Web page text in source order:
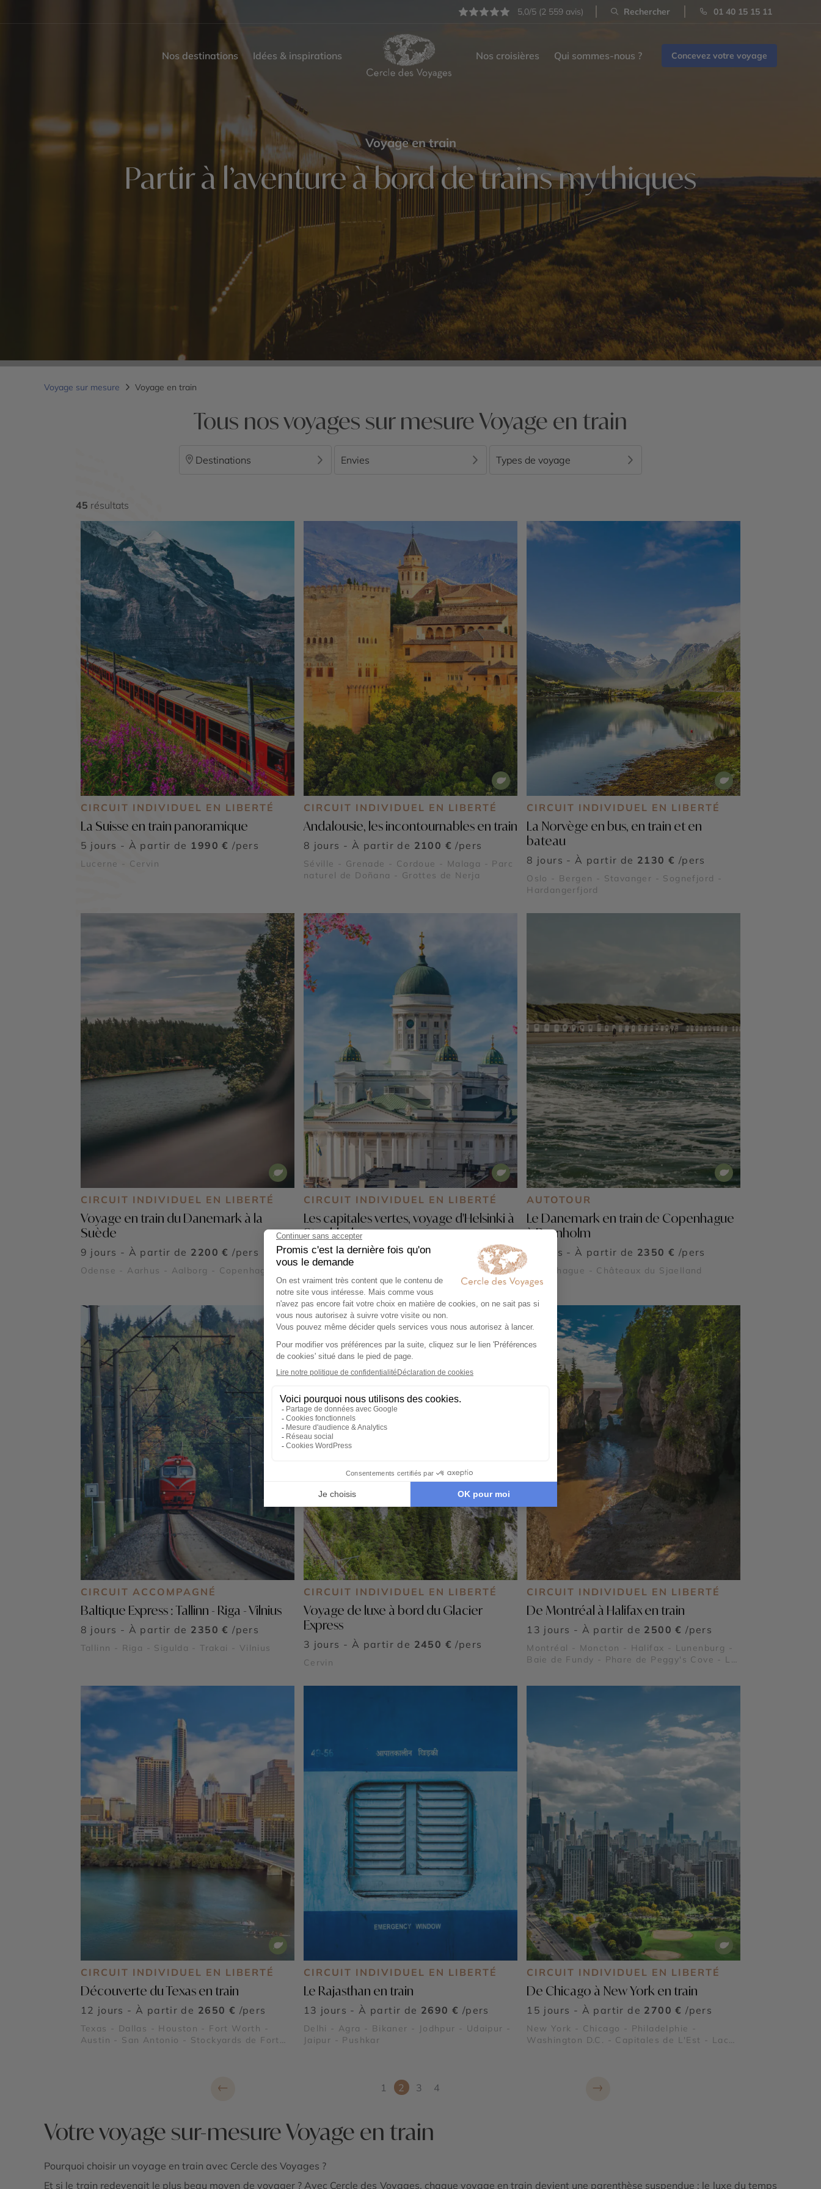
5,0/5 (2 559 avis) Rechercher 01 40 15 15 11
Nos destinations Idées & inspirations Nos croisières Qui sommes-nous ? Concevez votre voyage
Voyage en train
Partir à l’aventure à bord de trains mythiques
Voyage sur mesure Voyage en train
Tous nos voyages sur mesure Voyage en train
Destinations Envies Types de voyage
45 résultats
CIRCUIT INDIVIDUEL EN LIBERTÉ
La Suisse en train panoramique
5 jours - À partir de 1990 € /pers
Lucerne - Cervin
CIRCUIT INDIVIDUEL EN LIBERTÉ
Andalousie, les incontournables en train
8 jours - À partir de 2100 € /pers
Séville - Grenade - Cordoue - Malaga - Parc
naturel de Doñana - Grottes de Nerja
CIRCUIT INDIVIDUEL EN LIBERTÉ
La Norvège en bus, en train et en
bateau
8 jours - À partir de 2130 € /pers
Oslo - Bergen - Stavanger - Sognefjord -
Hardangerfjord
CIRCUIT INDIVIDUEL EN LIBERTÉ
Voyage en train du Danemark à la
Suède
9 jours - À partir de 2200 € /pers
Odense - Aarhus - Aalborg - Copenhague
CIRCUIT INDIVIDUEL EN LIBERTÉ
Les capitales vertes, voyage d'Helsinki à
Stockholm
9 jours - À partir de2300 € /pers
Stockholm - Helsinki - Archipel de Turku -
Forteresse de Suomenlinna - Gamla Stan -
Skeppsholmen
AUTOTOUR
Le Danemark en train de Copenhague
à Bornholm
7 jours - À partir de 2350 € /pers
Copenhague - Châteaux du Sjaelland
CIRCUIT ACCOMPAGNÉ
Baltique Express : Tallinn - Riga - Vilnius
8 jours - À partir de 2350 € /pers
Tallinn - Riga - Sigulda - Trakai - Vilnius
CIRCUIT INDIVIDUEL EN LIBERTÉ
Voyage de luxe à bord du Glacier
Express
3 jours - À partir de 2450 € /pers
Cervin
CIRCUIT INDIVIDUEL EN LIBERTÉ
De Montréal à Halifax en train
13 jours - À partir de 2500 € /pers
Montréal - Moncton - Halifax - Lunenburg -
Baie de Fundy - Phare de Peggy's Cove - Le
CIRCUIT INDIVIDUEL EN LIBERTÉ
Découverte du Texas en train
12 jours - À partir de 2650 € /pers
Texas - Dallas - Houston - Fort Worth -
Austin - San Antonio - Stockyards de Fort
CIRCUIT INDIVIDUEL EN LIBERTÉ
Le Rajasthan en train
13 jours - À partir de 2690 € /pers
Delhi - Agra - Bikaner - Jodhpur - Udaipur -
Jaipur - Pushkar
CIRCUIT INDIVIDUEL EN LIBERTÉ
De Chicago à New York en train
15 jours - À partir de 2700 € /pers
New York - Chicago - Philadelphie -
Washington D.C. - Capitales de L'Est - Lac
← 1 2 3 4 →
Votre voyage sur-mesure Voyage en train
Pourquoi choisir un voyage en train avec Cercle des Voyages ?
Et si le train redevenait le plus beau moyen de voyager ? Avec Cercle des Voyages, chaque voyage en train devient une parenthèse suspendue : le luxe du temps